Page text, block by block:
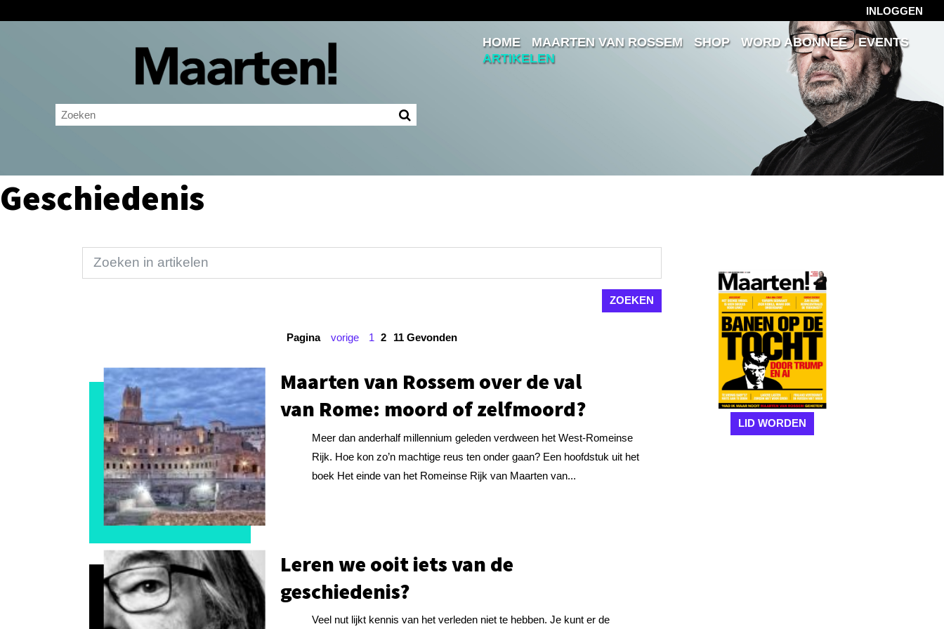
INLOGGEN
Inloggen
Ingelogd blijven
HOME MAARTEN VAN ROSSEM SHOP WORD ABONNEE
EVENTS
ARTIKELEN
Geschiedenis
Pagina vorige 1 2 11 Gevonden
Maarten van Rossem over de val
van Rome: moord of zelfmoord?
Meer dan anderhalf millennium geleden verdween het West-Romeinse
Rijk. Hoe kon zo’n machtige reus ten onder gaan? Een hoofdstuk uit het
boek Het einde van het Romeinse Rijk van Maarten van...
Leren we ooit iets van de
geschiedenis?
Veel nut lijkt kennis van het verleden niet te hebben. Je kunt er de
LID WORDEN